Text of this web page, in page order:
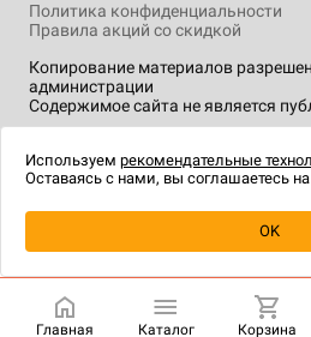
Уведомить о
Копирование материалов
администрации
Содержимое сайта не является
Политика конфиденциальности
Правила акций со скидкой
технологии.
Главная Каталог Корзина
Используем рекомендательные
Оставаясь с нами, вы соглашаетесь
OK